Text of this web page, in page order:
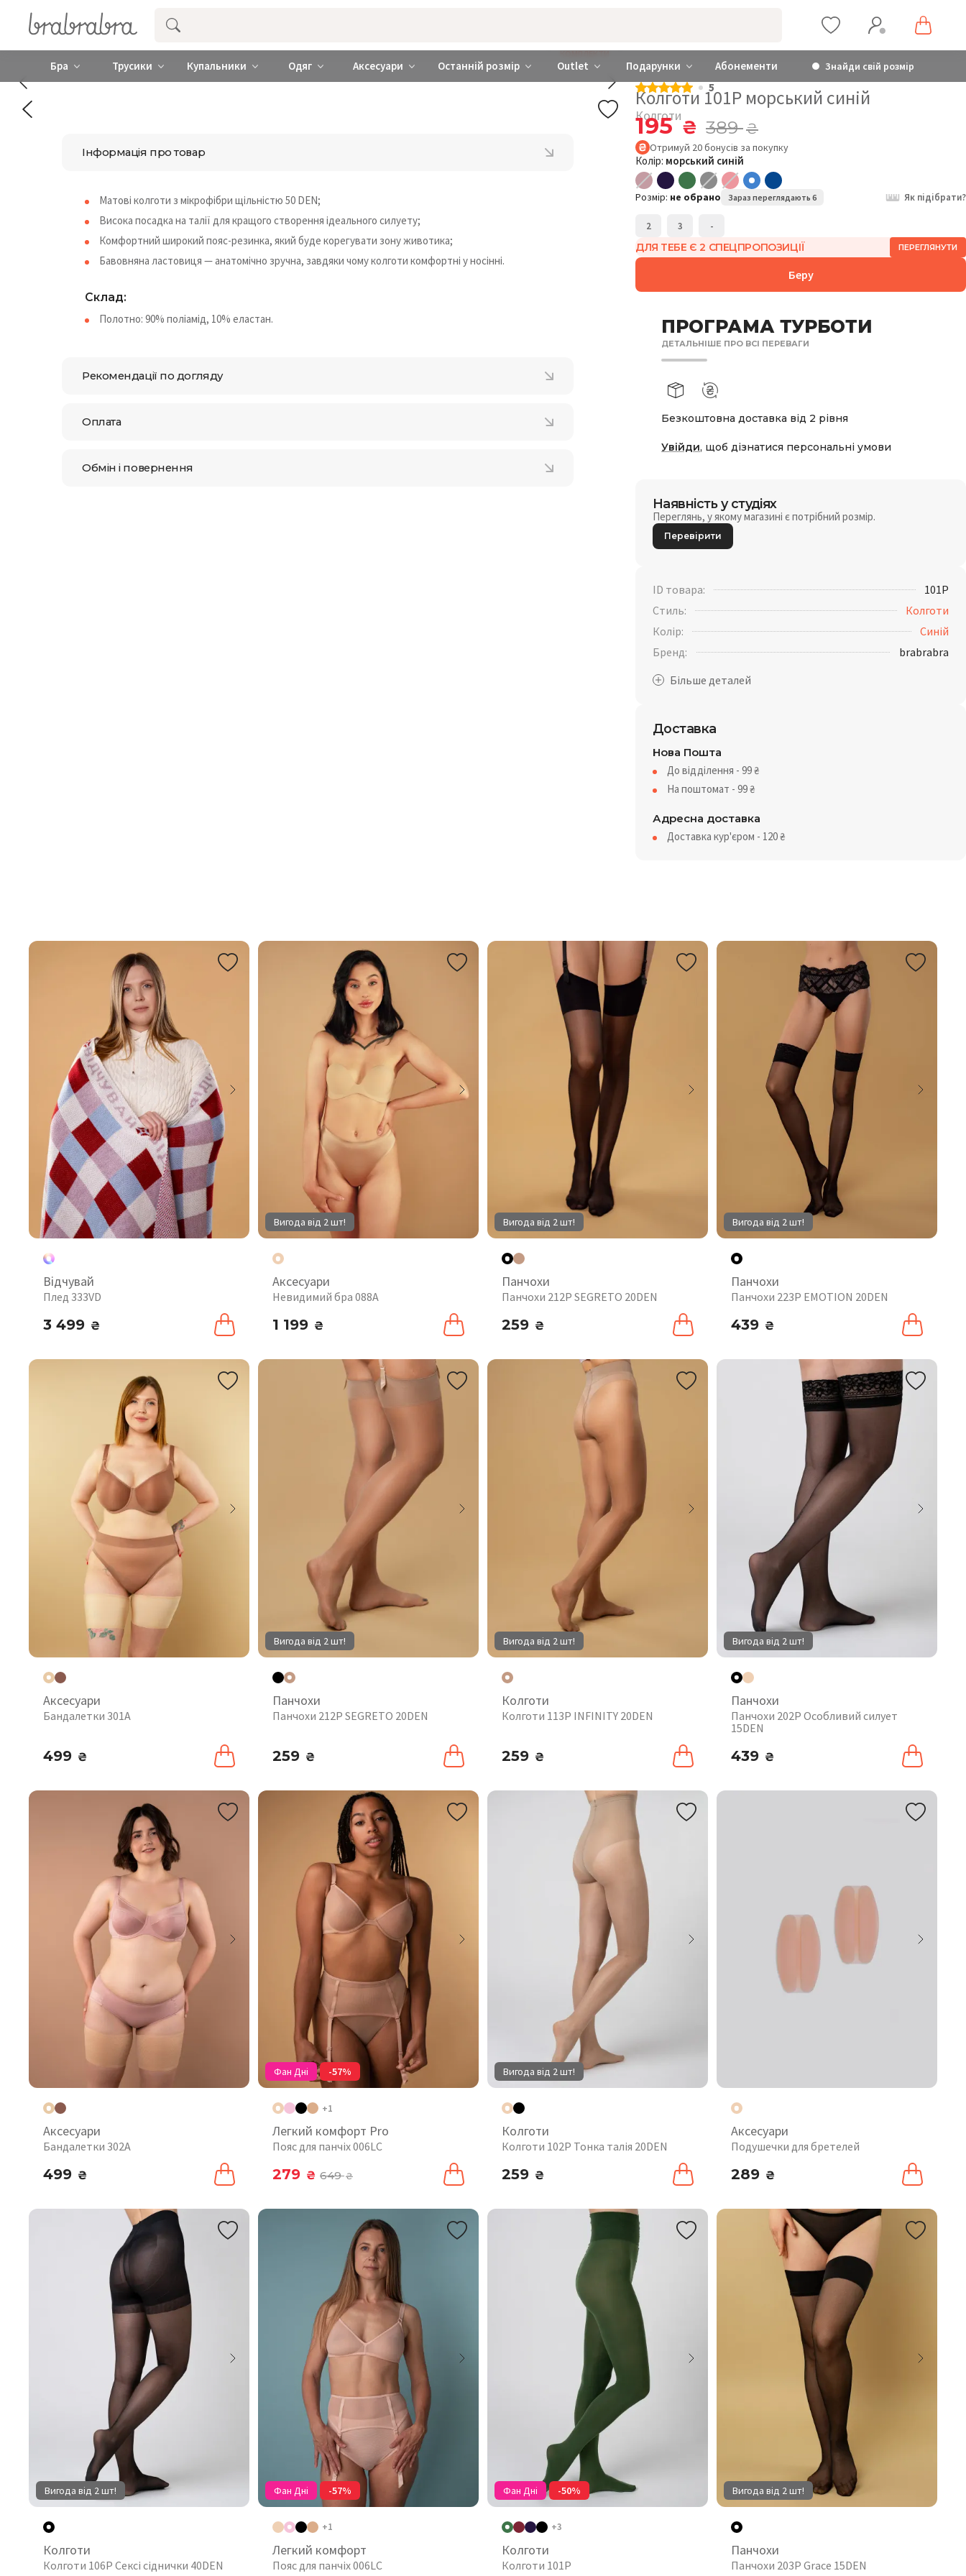
Купити нижню жіночу білизну ❤️ brabrabra ❤️ Київ та Україна
Бра Трусики Купальники Одяг Аксесуари Останній розмір Outlet Подарунки Абонементи Знайди свій розмір
КОМПЛЕКТИ
5
Колготи 101P морський синій
Колготи
195₴ 389₴
Отримуй 20бонусів за покупку
Колір: морський синій
Розмір: не обрано Зараз переглядають 6 Як підібрати?
2 3 -
ДЛЯ ТЕБЕ Є 2 СПЕЦПРОПОЗИЦІЇ ПЕРЕГЛЯНУТИ
Беру
ПРОГРАМА ТУРБОТИ
ДЕТАЛЬНІШЕ ПРО ВСІ ПЕРЕВАГИ
Безкоштовна доставка від 2 рівня
Увійди, щоб дізнатися персональні умови
Наявність у студіях
Переглянь, у якому магазині є потрібний розмір.
Перевірити
ID товара:
101P
Стиль:
Колготи
Колір:
Синій
Бренд:
brabrabra
Доставка
Нова Пошта
До відділення - 99₴
На поштомат - 99₴
Адресна доставка
Доставка кур'єром - 120₴
Інформація про товар
Матові колготи з мікрофібри щільністю 50 DEN;
Висока посадка на талії для кращого створення ідеального силуету;
Комфортний широкий пояс-резинка, який буде корегувати зону животика;
Бавовняна ластовиця — анатомічно зручна, завдяки чому колготи комфортні у носінні.
Склад:
Полотно: 90% поліамід, 10% еластан.
Рекомендації по догляду
Оплата
Обмін і повернення
Відчувай
Плед 333VD
3 499 ₴
Вигода від 2 шт!
Аксесуари
Невидимий бра 088A
1 199 ₴
Вигода від 2 шт!
Панчохи
Панчохи 212P SEGRETO 20DEN
259 ₴
Вигода від 2 шт!
Панчохи
Панчохи 223P EMOTION 20DEN
439 ₴
Аксесуари
Бандалетки 301A
499 ₴
Вигода від 2 шт!
Панчохи
Панчохи 212P SEGRETO 20DEN
259 ₴
Вигода від 2 шт!
Колготи
Колготи 113P INFINITY 20DEN
259 ₴
Вигода від 2 шт!
Панчохи
Панчохи 202P Особливий силует
15DEN
439 ₴
Аксесуари
Бандалетки 302A
499 ₴
Фан Дні -57%
+1
Легкий комфорт Pro
Пояс для панчіх 006LC
279 ₴ 649₴
Вигода від 2 шт!
Колготи
Колготи 102P Тонка талія 20DEN
259 ₴
Аксесуари
Подушечки для бретелей
289 ₴
Вигода від 2 шт!
Колготи
Колготи 106P Сексі сіднички 40DEN
Фан Дні -57%
+1
Легкий комфорт
Пояс для панчіх 006LC
Фан Дні -50%
+3
Колготи
Колготи 101P
Вигода від 2 шт!
Панчохи
Панчохи 203P Grace 15DEN